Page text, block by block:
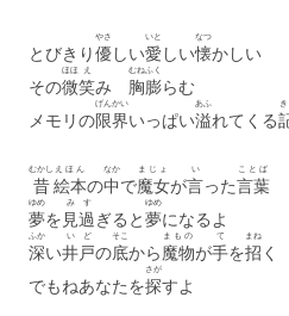
とびきり優
やさ
しい愛
いと
しい懐
なつ
かしい
その微
ほほ
笑
え
み 胸
むね
膨
ふく
らむ
メモリの限界
げんかい
いっぱい溢
あふ
れてくる
昔
むかし
絵本
えほん
の中
なか
で魔女
まじょ
が言
い
った言葉
ことば
夢
ゆめ
を 見
み
過
す
ぎると夢
ゆめ
になるよ
深
ふか
い井戸
いど
の底
そこ
から魔物
まもの
が手
て
を招
まね
く
でもねあなたを探
さが
すよ